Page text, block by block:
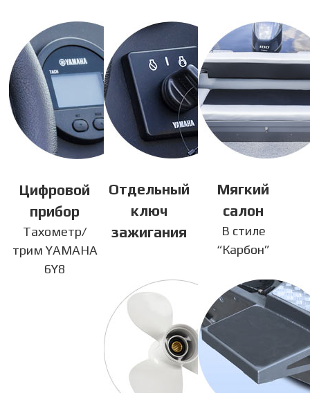
Цифровой
прибор
Тахометр/
трим YAMAHA
6Y8
Отдельный
ключ
зажигания
Мягкий
салон
В стиле
“Карбон”